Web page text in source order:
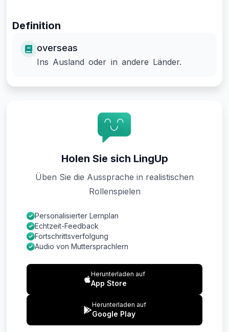
Definition
overseas
Ins Ausland oder in andere Länder.
Holen Sie sich LingUp
Üben Sie die Aussprache in realistischen
Rollenspielen
Personalisierter Lernplan
Echtzeit-Feedback
Fortschrittsverfolgung
Audio von Muttersprachlern
Herunterladen auf
App Store
Herunterladen auf
Google Play